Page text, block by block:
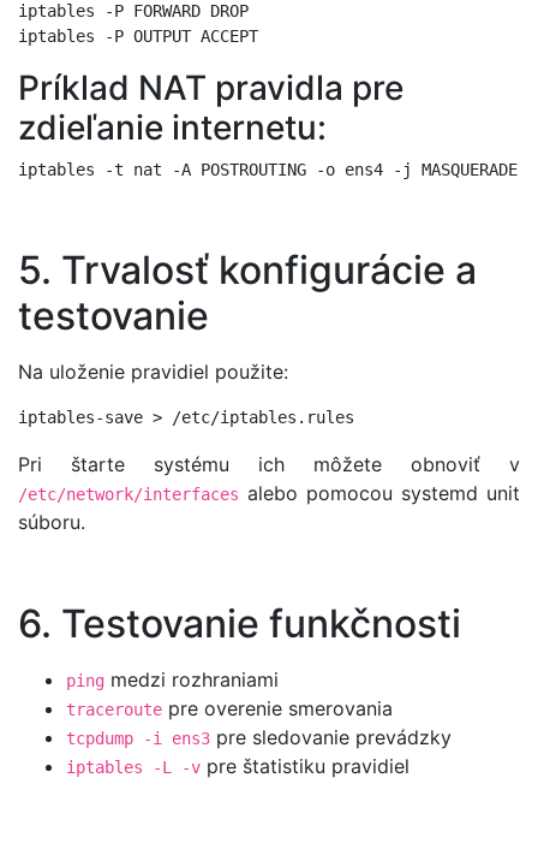
iptables -P FORWARD DROP
Príklad NAT pravidla pre
zdieľanie internetu:
5. Trvalosť konfigurácie a
testovanie
Na uloženie pravidiel použite:
Pri štarte systému ich môžete obnoviť v
/etc/network/interfaces alebo pomocou systemd unit
súboru.
6. Testovanie funkčnosti
ping medzi rozhraniami
traceroute pre overenie smerovania
tcpdump -i ens3 pre sledovanie prevádzky
iptables -L -v pre štatistiku pravidiel